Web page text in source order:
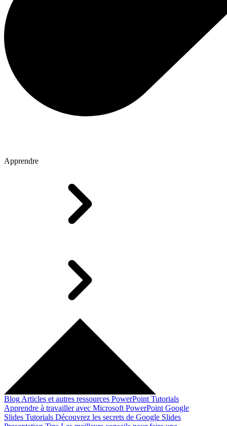
Apprendre
Blog Articles et autres ressources PowerPoint Tutorials
Apprendre à travailler avec Microsoft PowerPoint Google
Slides Tutorials Découvrez les secrets de Google Slides